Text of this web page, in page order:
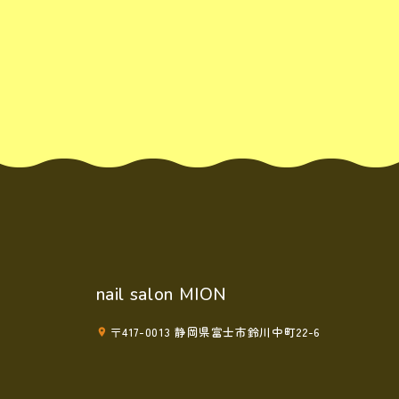
nail salon MION
〒417-0013 静岡県富士市鈴川中町22-6